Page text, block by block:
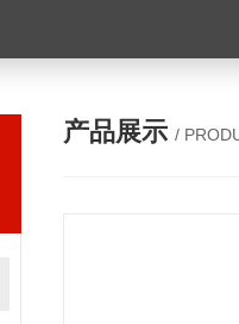
产品展示 /